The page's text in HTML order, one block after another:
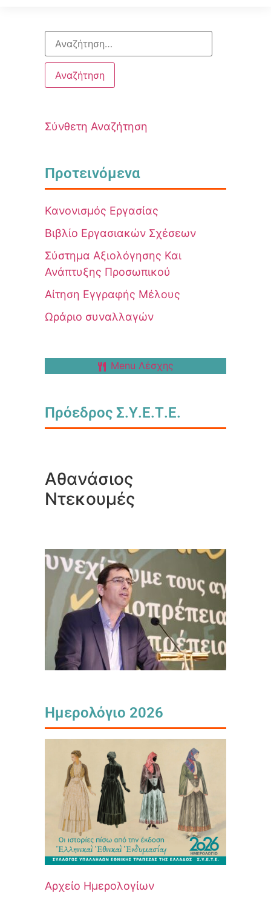
Σύνθετη Αναζήτηση
Προτεινόμενα
Κανονισμός Εργασίας
Βιβλίο Εργασιακών Σχέσεων
Σύστημα Αξιολόγησης Και
Ανάπτυξης Προσωπικού
Αίτηση Εγγραφής Μέλους
Ωράριο συναλλαγών
Menu Λέσχης
Πρόεδρος Σ.Υ.Ε.Τ.Ε.
Αθανάσιος
Ντεκουμές
Ημερολόγιο 2026
Αρχείο Ημερολογίων